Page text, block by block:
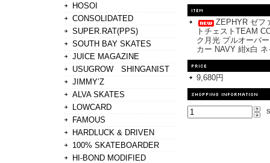
HOSOI
CONSOLIDATED
SUPER.RAT(PPS)
SOUTH BAY SKATES
JUICE MAGAZINE
USUGROW SHINGANIST
JIMMY’Z
ALVA SKATES
LOWCARD
FAMOUS
HARDLUCK & DRIVEN
100% SKATEBOARDER
HI-BOND MODIFIED
ZEPHYR ゼフ
トチェストTEAM
ク月光 プルオーバ
カー NAVY 紺x白
9,680円